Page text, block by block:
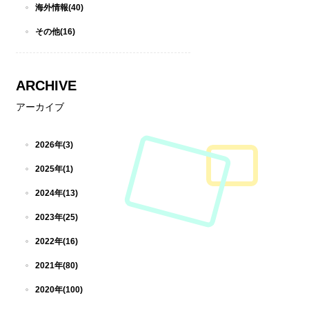
海外情報(40)
その他(16)
ARCHIVE
アーカイブ
2026年(3)
2025年(1)
2024年(13)
2023年(25)
2022年(16)
2021年(80)
2020年(100)